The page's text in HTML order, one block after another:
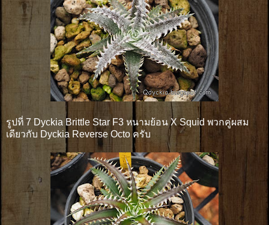
รูปที่ 7 Dyckia Brittle Star F3 หนามย้อน X Squid พวกคู่ผสม
เดียวกับ Dyckia Reverse Octo ครับ